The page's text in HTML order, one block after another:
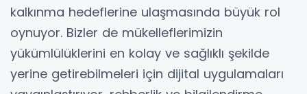
kalkınma hedeflerine ulaşmasında büyük rol
oynuyor. Bizler de mükelleflerimizin
yükümlülüklerini en kolay ve sağlıklı şekilde
yerine getirebilmeleri için dijital uygulamaları